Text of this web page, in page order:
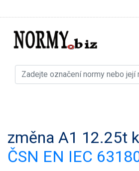
změna A1 12.25t
ČSN EN IEC